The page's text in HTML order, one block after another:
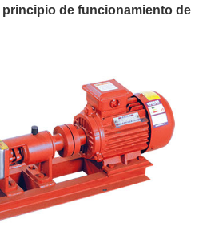
principio de funcionamiento de